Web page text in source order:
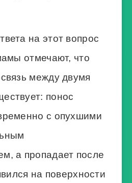
на этот вопрос
отмечают, что
между двумя
понос
с опухшими
а пропадает после
на поверхности